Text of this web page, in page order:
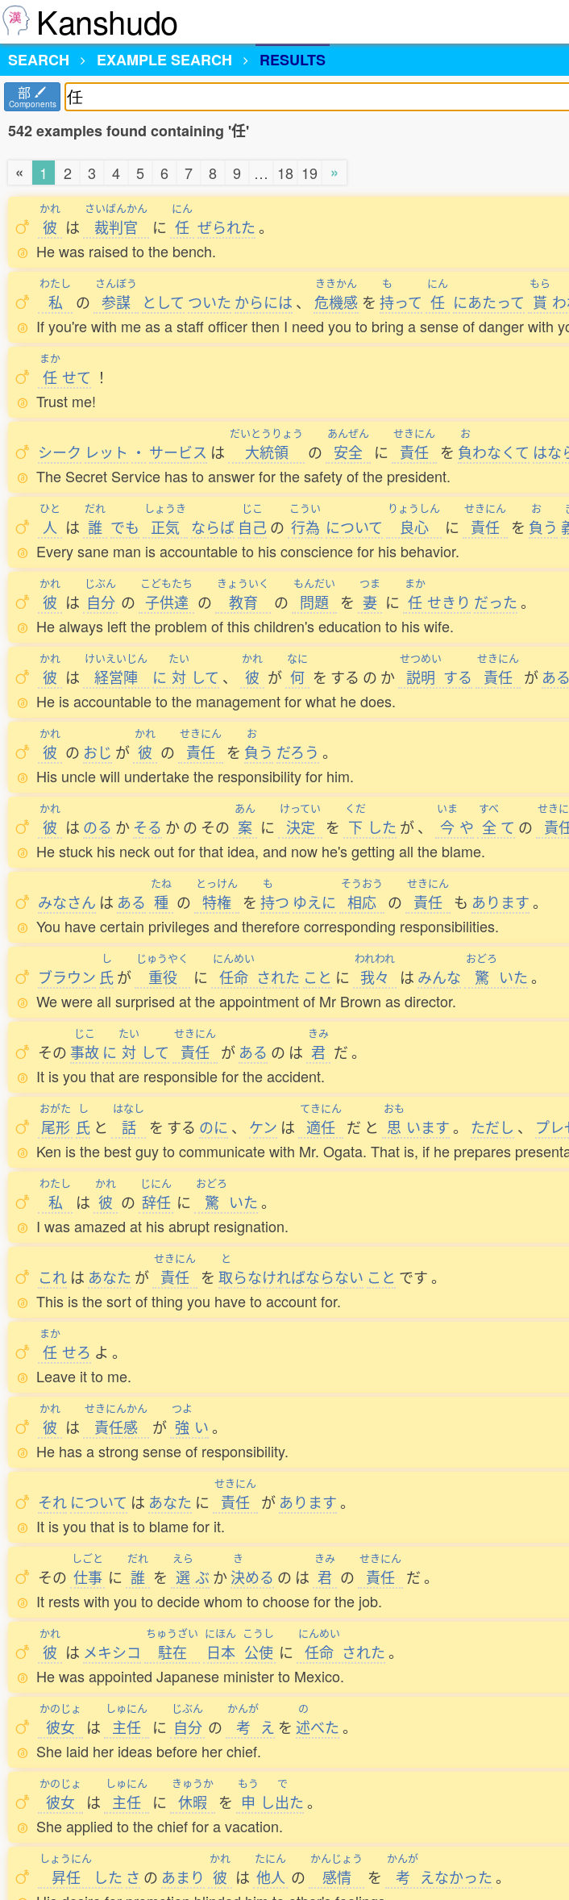
Kanshudo
SEARCH
EXAMPLE SEARCH RESULTS
部
Components
542 examples found containing '任'
«
1 2 3 4 5 6 7 8 9 … 18 19 »
かれ
彼 は
さいばんかん
裁判官 に
にん
任 ぜられた。
He was raised to the bench.
わたし
私 の
さんぼう
参謀 として ついた からには 、
ききかん
危機感 を
も
持って
にん
任 にあたって
もら
貰
If you're with me as a staff officer then I need you to bring a sense of danger with
まか
任 せて ！
Trust me!
シーク レット ・ サービス は
だいとうりょう
大統領 の
あんぜん
安全 に
せきにん
責任 を
お
負わなくて はな
The Secret Service has to answer for the safety of the president.
ひと
人 は
だれ
誰 でも
しょうき
正気 ならば
じこ
自己の
こうい
行為 について
りょうしん
良心 に
せきにん
責任 を
お
負 う
Every sane man is accountable to his conscience for his behavior.
かれ
彼 は
じぶん
自分 の
こどもたち
子供達 の
きょういく
教育 の
もんだい
問題 を
つま
妻 に
まか
任 せきり だった。
He always left the problem of this children's education to his wife.
かれ
彼 は
けいえいじん
経営陣 に
たい
対 して 、
かれ
彼 が
なに
何 を する の か
せつめい
説明 する
せきにん
責任 が ある
He is accountable to the management for what he does.
かれ
彼 の おじ が
かれ
彼 の
せきにん
責任 を
お
負 う だろう 。
His uncle will undertake the responsibility for him.
かれ
彼 は のる か そる か の その
あん
案 に
けってい
決定 を
くだ
下 した が、
いま
今 や
すべ
全 て の
せき
責
He stuck his neck out for that idea, and now he's getting all the blame.
みなさん は ある
たね
種 の
とっけん
特権 を
も
持つ ゆえに
そうおう
相応 の
せきにん
責任 も あります。
You have certain privileges and therefore corresponding responsibilities.
ブラウン
し
氏が
じゅうやく
重役 に
にんめい
任命 された こと に
われわれ
我々 は みんな
おどろ
驚 いた。
We were all surprised at the appointment of Mr Brown as director.
その
じこ
事故 に
たい
対 して
せきにん
責任 が ある の は
きみ
君 だ。
It is you that are responsible for the accident.
おがた
尾形
し
氏 と
はなし
話 を する のに 、 ケン は
てきにん
適任 だ と
おも
思 います。 ただし 、 プ
Ken is the best guy to communicate with Mr. Ogata. That is, if he prepares
わたし
私 は
かれ
彼 の
じにん
辞任 に
おどろ
驚 いた。
I was amazed at his abrupt resignation.
これ は あなた が
せきにん
責任 を
と
取らなければならない こと です。
This is the sort of thing you have to account for.
まか
任 せろ よ 。
Leave it to me.
かれ
彼 は
せきにんかん
責任感 が
つよ
強 い。
He has a strong sense of responsibility.
それ について は あなた に
せきにん
責任 が あります。
It is you that is to blame for it.
その
しごと
仕事 に
だれ
誰 を
えら
選 ぶ か
き
決める の は
きみ
君 の
せきにん
責任 だ。
It rests with you to decide whom to choose for the job.
かれ
彼 は メキシコ
ちゅうざい
駐在
にほん
日本
こうし
公使 に
にんめい
任命 された。
He was appointed Japanese minister to Mexico.
かのじょ
彼女 は
しゅにん
主任 に
じぶん
自分 の
かんが
考 え を
の
述べた。
She laid her ideas before her chief.
かのじょ
彼女 は
しゅにん
主任 に
きゅうか
休暇 を
もう
申 し
で
出た。
She applied to the chief for a vacation.
しょうにん
昇任 した さ の あまり
かれ
彼 は
たにん
他人 の
かんじょう
感情 を
かんが
考 えなかった。